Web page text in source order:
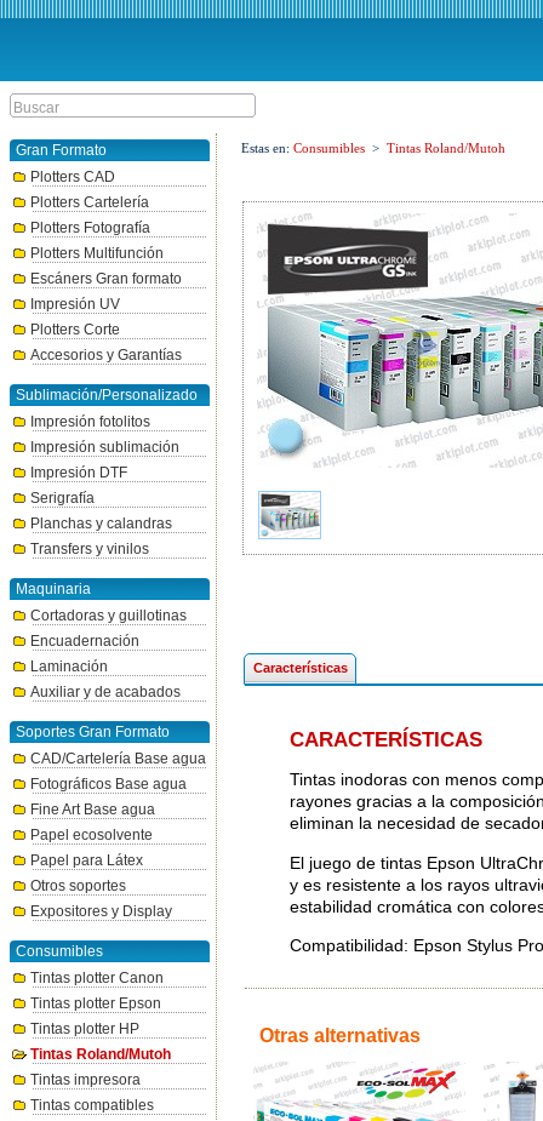
Gran Formato
Plotters CAD
Plotters Cartelería
Plotters Fotografía
Plotters Multifunción
Escáners Gran formato
Impresión UV
Plotters Corte
Accesorios y Garantías
Sublimación/Personalizado
Impresión fotolitos
Impresión sublimación
Impresión DTF
Serigrafía
Planchas y calandras
Transfers y vinilos
Maquinaria
Cortadoras y guillotinas
Encuadernación
Laminación
Auxiliar y de acabados
Soportes Gran Formato
CAD/Cartelería Base agua
Fotográficos Base agua
Fine Art Base agua
Papel ecosolvente
Papel para Látex
Otros soportes
Expositores y Display
Consumibles
Tintas plotter Canon
Tintas plotter Epson
Tintas plotter HP
Tintas Roland/Mutoh
Tintas impresora
Tintas compatibles
Estas en: Consumibles > Tintas Roland/Mutoh
Características
CARACTERÍSTICAS
Tintas inodoras con menos
rayones gracias a la
eliminan la necesidad de
El juego de tintas Epson
y es resistente a los rayos
estabilidad cromática con
Compatibilidad: Epson Stylus
Otras alternativas